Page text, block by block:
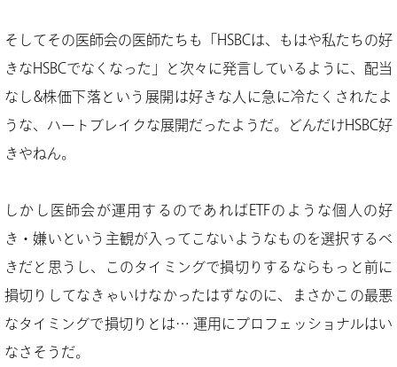
そしてその医師会の医師たちも「HSBCは、もはや私たちの好
きなHSBCでなくなった」と次々に発言しているように、配当
なし&株価下落という展開は好きな人に急に冷たくされたよ
うな、ハートブレイクな展開だったようだ。どんだけHSBC好
きやねん。
しかし医師会が運用するのであればETFのような個人の好
き・嫌いという主観が入ってこないようなものを選択するべ
きだと思うし、このタイミングで損切りするならもっと前に
損切りしてなきゃいけなかったはずなのに、まさかこの最悪
なタイミングで損切りとは… 運用にプロフェッショナルはい
なさそうだ。